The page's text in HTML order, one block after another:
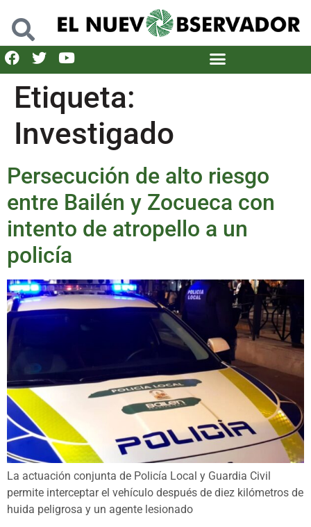
Etiqueta:
Investigado
Persecución de alto riesgo
entre Bailén y Zocueca con
intento de atropello a un
policía
La actuación conjunta de Policía Local y Guardia Civil
permite interceptar el vehículo después de diez kilómetros de
huida peligrosa y un agente lesionado